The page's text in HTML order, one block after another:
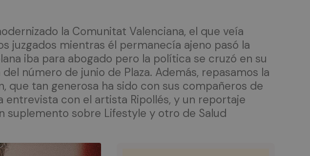
la Comunitat Valenciana, el que veía
juzgados mientras él permanecía ajeno pasó la
iba para abogado pero la política se cruzó en su
número de junio de Plaza. Además, repasamos la
que tan generosa ha sido con sus compañeros de
con el artista Ripollés, y un reportaje
suplemento sobre Lifestyle y otro de Salud